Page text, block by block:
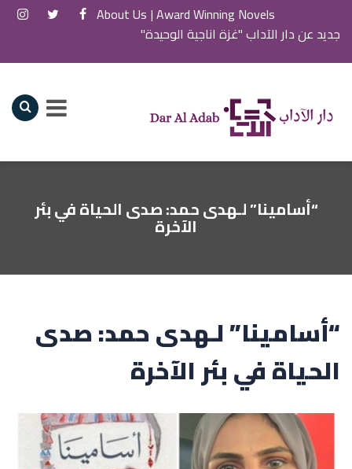
Award Winning Novels |
About Us
جديد عن دار الآداب "غزة اناجية الوحيدة"
“أسامينا” لـهدى حمد: صدى الحياة في بئر
الآخرة
“أسامينا” لـهدى حمد: صدى
الحياة في بئر الآخرة